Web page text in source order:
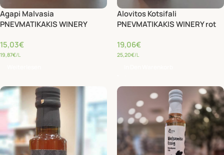
Agapi Malvasia
PNEVMATIKAKIS WINERY
15,03€
19,87€/L
Alovitos Kotsifali
PNEVMATIKAKIS WINERY rot
19,06€
25,20€/L